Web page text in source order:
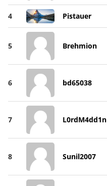
4 Pistauer
5 Brehmion
6 bd65038
7 L0rdM4dd1n
8 Sunil2007